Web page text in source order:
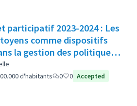
participatif 2023-2024 : Les
comme dispositifs
la gestion des politiques
d'habitants
0 0 Accepted